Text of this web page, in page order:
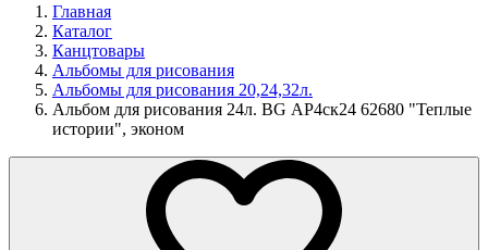
Главная
Каталог
Канцтовары
Альбомы для рисования
Альбомы для рисования 20,24,32л.
Альбом для рисования 24л. BG АР4ск24 62680 "Теплые
истории", эконом